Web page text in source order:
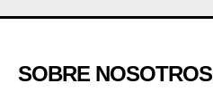
SOBRE NOSOTROS